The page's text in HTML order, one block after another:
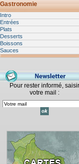
Gastronomie
Intro
Entrées
Plats
Desserts
Boissons
Sauces
Pour rester informé, saisir
votre mail :